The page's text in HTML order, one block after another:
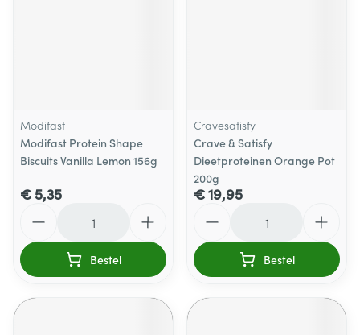
Modifast
Modifast Protein Shape
Biscuits Vanilla Lemon 156g
€ 5,35
Bestel
Cravesatisfy
Crave & Satisfy
Dieetproteinen Orange Pot
200g
€ 19,95
Bestel